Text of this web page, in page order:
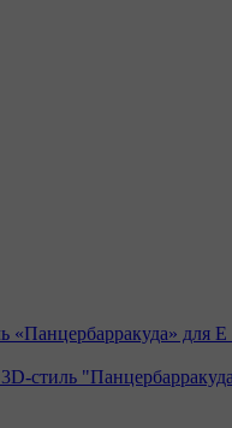
«Панцербарракуда» для
cтиль